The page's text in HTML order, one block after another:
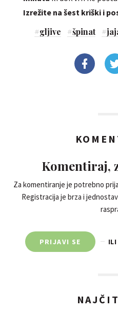
Izrežite na šest kriški i
#gljive #špinat #
Komentiraj,
Za komentiranje je potrebno
Registracija je brza i
PRIJAVI SE ILI